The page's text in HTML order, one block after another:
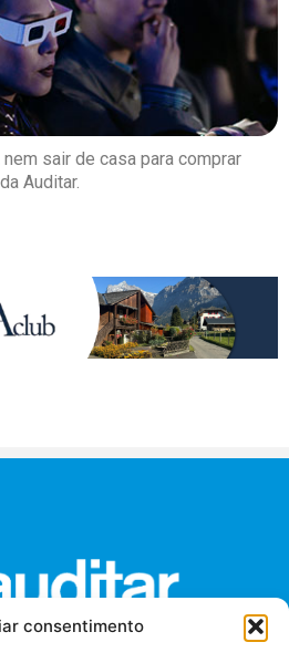
consentimento
sair de casa para comprar
Auditar.